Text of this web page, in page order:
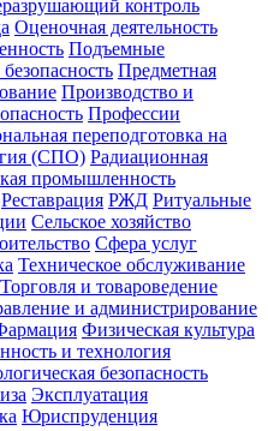
контроль
Оценочная деятельность
Подъемные
Предметная
Производство и
Профессии
переподготовка на
(СПО) Радиационная
промышленность
Реставрация РЖД Ритуальные
Сельское хозяйство
Сфера услуг
Техническое обслуживание
Торговля и товароведение
и администрирование
Физическая культура
и технология
безопасность
Эксплуатация
Юриспруденция